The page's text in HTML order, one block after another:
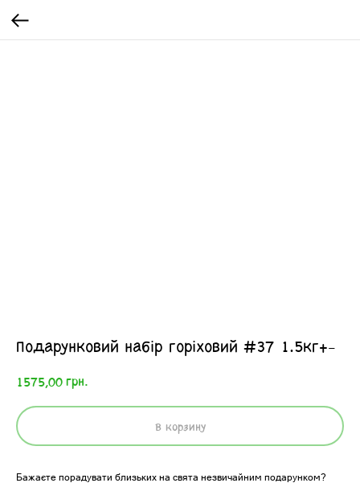
Подарунковий набір горіховий #37 1.5кг+-
1575,00грн.
В корзину
Бажаєте порадувати близьких на свята незвичайним подарунком?